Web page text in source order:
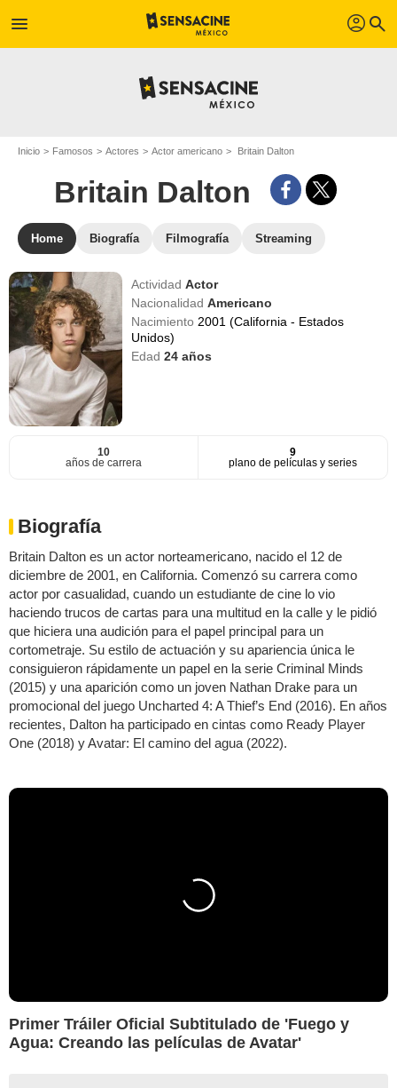
menu profil search
Inicio Famosos Actores Actor americano Britain Dalton
Britain Dalton
Home Biografía Filmografía Streaming
ActividadActor
NacionalidadAmericano
Nacimiento 2001 (California - Estados
Unidos)
Edad24 años
10
años de carrera
9
plano de películas y series
Biografía
Britain Dalton es un actor norteamericano, nacido el 12 de
diciembre de 2001, en California. Comenzó su carrera como
actor por casualidad, cuando un estudiante de cine lo vio
haciendo trucos de cartas para una multitud en la calle y le pidió
que hiciera una audición para el papel principal para un
cortometraje. Su estilo de actuación y su apariencia única le
consiguieron rápidamente un papel en la serie Criminal Minds
(2015) y una aparición como un joven Nathan Drake para un
promocional del juego Uncharted 4: A Thief’s End (2016). En años
recientes, Dalton ha participado en cintas como Ready Player
One (2018) y Avatar: El camino del agua (2022).
Primer Tráiler Oficial Subtitulado de 'Fuego y
Agua: Creando las películas de Avatar'